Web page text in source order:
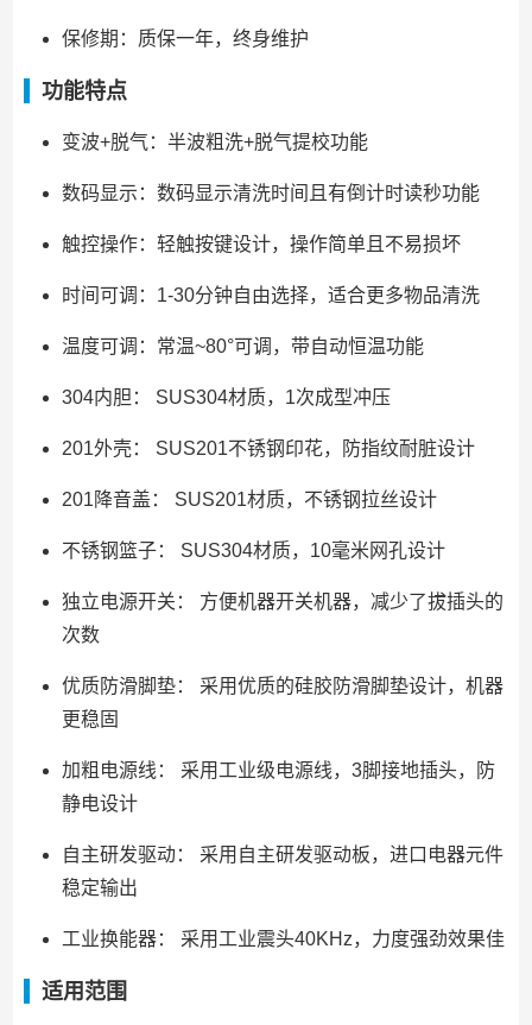
保修期：质保一年，终身维护
功能特点
变波+脱气：半波粗洗+脱气提校功能
数码显示：数码显示清洗时间且有倒计时读秒功能
触控操作：轻触按键设计，操作简单且不易损坏
时间可调：1-30分钟自由选择，适合更多物品清洗
温度可调：常温~80°可调，带自动恒温功能
304内胆： SUS304材质，1次成型冲压
201外壳： SUS201不锈钢印花，防指纹耐脏设计
201降音盖： SUS201材质，不锈钢拉丝设计
不锈钢篮子： SUS304材质，10毫米网孔设计
独立电源开关： 方便机器开关机器，减少了拔插头的
次数
优质防滑脚垫： 采用优质的硅胶防滑脚垫设计，机器
更稳固
加粗电源线： 采用工业级电源线，3脚接地插头，防
静电设计
自主研发驱动： 采用自主研发驱动板，进口电器元件
稳定输出
工业换能器： 采用工业震头40KHz，力度强劲效果佳
适用范围